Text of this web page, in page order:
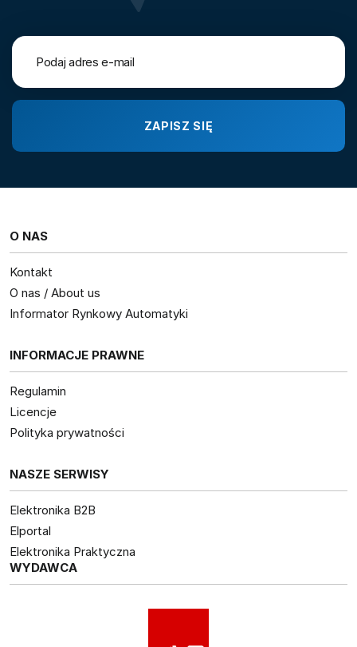
O NAS
Kontakt
O nas / About us
Informator Rynkowy Automatyki
INFORMACJE PRAWNE
Regulamin
Licencje
Polityka prywatności
NASZE SERWISY
Elektronika B2B
Elportal
Elektronika Praktyczna
WYDAWCA